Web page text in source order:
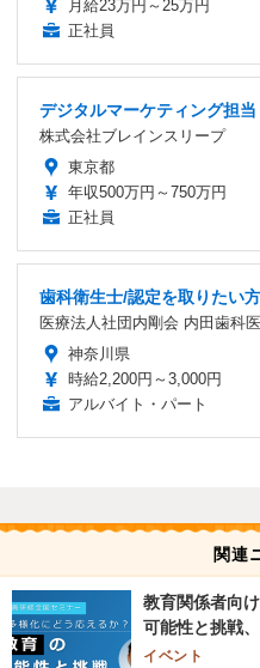
月給23万円～25万円
正社員
デジタルマーケティング担当
株式会社ブレインスリープ
東京都
年収500万円～750万円
正社員
歯科衛生士/認定を取りたい
医療法人社団内剛会 内田歯科
神奈川県
時給2,200円～3,000円
アルバイト・パート
関連
教育関係者向
可能性と挑戦
イベント